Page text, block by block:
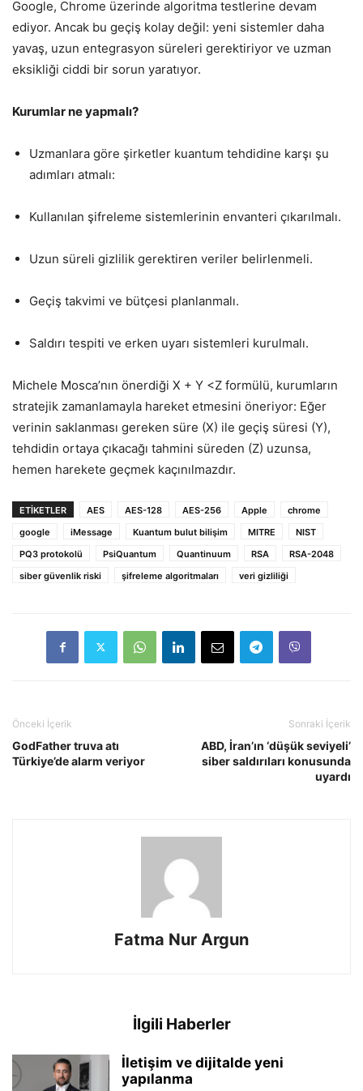
Google, Chrome üzerinde algoritma testlerine devam
ediyor. Ancak bu geçiş kolay değil: yeni sistemler daha
yavaş, uzun entegrasyon süreleri gerektiriyor ve uzman
eksikliği ciddi bir sorun yaratıyor.
Kurumlar ne yapmalı?
Uzmanlara göre şirketler kuantum tehdidine karşı şu
adımları atmalı:
Kullanılan şifreleme sistemlerinin envanteri çıkarılmalı.
Uzun süreli gizlilik gerektiren veriler belirlenmeli.
Geçiş takvimi ve bütçesi planlanmalı.
Saldırı tespiti ve erken uyarı sistemleri kurulmalı.
Michele Mosca’nın önerdiği X + Y <Z formülü, kurumların
stratejik zamanlamayla hareket etmesini öneriyor: Eğer
verinin saklanması gereken süre (X) ile geçiş süresi (Y),
tehdidin ortaya çıkacağı tahmini süreden (Z) uzunsa,
hemen harekete geçmek kaçınılmazdır.
ETIKETLER AES AES-128 AES-256 Apple
chrome
google
iMessage Kuantum bulut bilişim MITRE
NIST
PQ3 protokolü
PsiQuantum Quantinuum RSA
RSA-2048
siber güvenlik riski
şifreleme algoritmaları veri gizliliği
Önceki İçerik
GodFather truva atı
Türkiye’de alarm veriyor
Sonraki İçerik
ABD, İran’ın ‘düşük seviyeli’
siber saldırıları konusunda
uyardı
Fatma Nur Argun
İlgili Haberler
İletişim ve dijitalde yeni
yapılanma